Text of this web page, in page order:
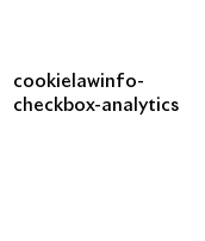
cookielawinfo-
checkbox-analytics